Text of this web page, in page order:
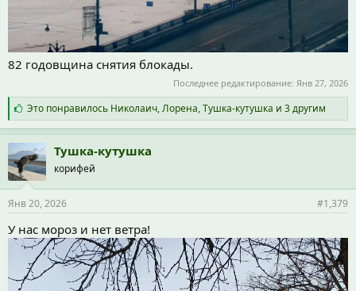
82 годовщина снятия блокады.
Последнее редактирование: Янв 27, 2026
С
и
м
п
а
т
и
:
Это понравилось Николаич,Лорена,Тушка-кутушка и 3 другим
Тушка-кутушка
корифей
Янв 20, 2026 #1,379
У нас мороз и нет ветра!